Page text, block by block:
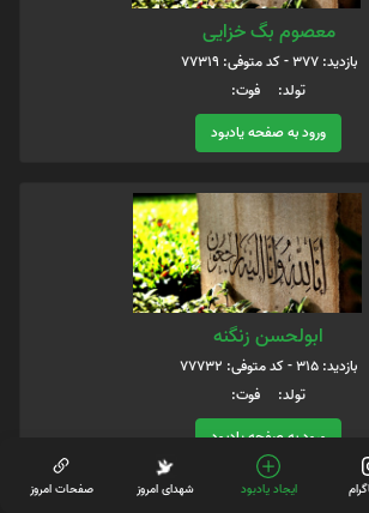
معصوم بگ خزایی
بازدید: 377 - کد متوفی: 77319
تولد: فوت:
ورود به صفحه یادبود
ابولحسن زنگنه
بازدید: 315 - کد متوفی: 77732
تولد: فوت:
ورود به صفحه یادبود
ایجاد یادبود شهدای امروز صفحات امروز